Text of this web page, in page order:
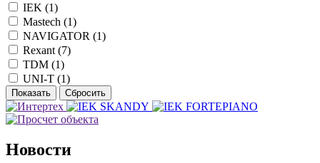
IEK (1)
Mastech (1)
NAVIGATOR (1)
Rexant (7)
TDM (1)
UNI-T (1)
Новости